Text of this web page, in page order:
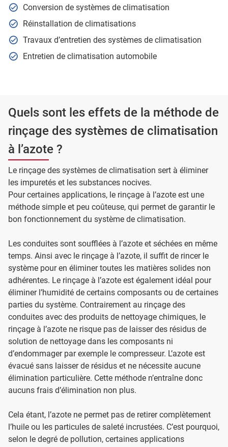
Conversion de systèmes de climatisation
Réinstallation de climatisations
Travaux d’entretien des systèmes de climatisation
Entretien de climatisation automobile
Quels sont les effets de la méthode de
rinçage des systèmes de climatisation
à l’azote ?
Le rinçage des systèmes de climatisation sert à éliminer
les impuretés et les substances nocives.
Pour certaines applications, le rinçage à l’azote est une
méthode simple et peu coûteuse, qui permet de garantir le
bon fonctionnement du système de climatisation.
Les conduites sont soufflées à l’azote et séchées en même
temps. Ainsi avec le rinçage à l’azote, il suffit de rincer le
système pour en éliminer toutes les matières solides non
adhérentes. Le rinçage à l’azote est également idéal pour
éliminer l’humidité de certains composants ou de certaines
parties du système. Contrairement au rinçage des
conduites avec des produits de nettoyage chimiques, le
rinçage à l’azote ne risque pas de laisser des résidus de
solution de nettoyage dans les composants ni
d’endommager par exemple le compresseur. L’azote est
évacué sans laisser de résidus et ne nécessite aucune
élimination particulière. Cette méthode n’entraîne donc
aucuns frais d’élimination non plus.
Cela étant, l’azote ne permet pas de retirer complètement
l’huile ou les particules de saleté incrustées. C’est pourquoi,
selon le degré de pollution, certaines applications